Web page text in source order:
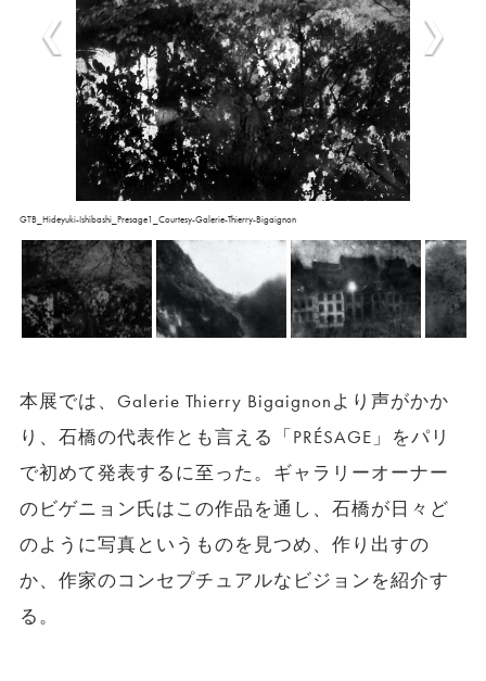
GTB_Hideyuki-Ishibashi_Presage1_Courtesy-Galerie-Thierry-Bigaignon
本展では、Galerie Thierry Bigaignonより声がかか
り、石橋の代表作とも言える「PRÉSAGE」をパリ
で初めて発表するに至った。ギャラリーオーナー
のビゲニョン氏はこの作品を通し、石橋が日々ど
のように写真というものを見つめ、作り出すの
か、作家のコンセプチュアルなビジョンを紹介す
る。